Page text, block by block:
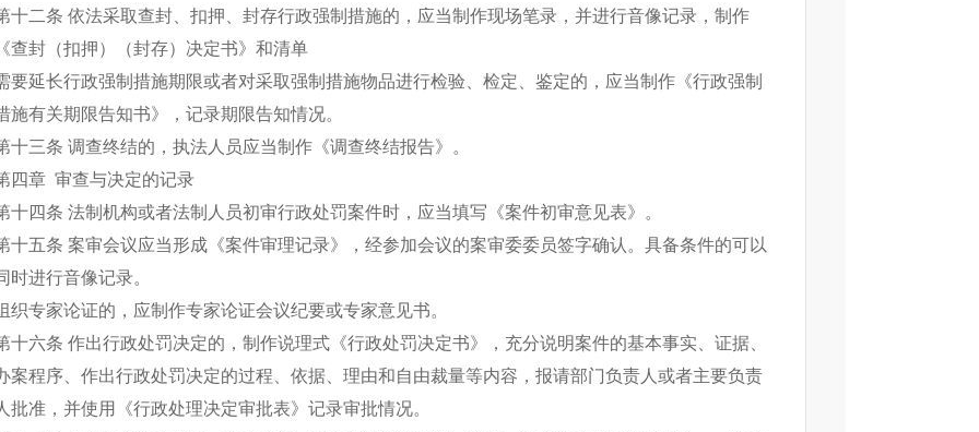
十二条 依法采取查封、扣押、封存行政强制措施的，应当制作现场笔录，并进行音像记录，制作
查封（扣押）（封存）决定书》和清单
要延长行政强制措施期限或者对采取强制措施物品进行检验、检定、鉴定的，应当制作《行政强制
施有关期限告知书》，记录期限告知情况。
十三条 调查终结的，执法人员应当制作《调查终结报告》。
四章 审查与决定的记录
十四条 法制机构或者法制人员初审行政处罚案件时，应当填写《案件初审意见表》。
十五条 案审会议应当形成《案件审理记录》，经参加会议的案审委委员签字确认。具备条件的可以
时进行音像记录。
织专家论证的，应制作专家论证会议纪要或专家意见书。
十六条 作出行政处罚决定的，制作说理式《行政处罚决定书》，充分说明案件的基本事实、证据、
案程序、作出行政处罚决定的过程、依据、理由和自由裁量等内容，报请部门负责人或者主要负责
批准，并使用《行政处理决定审批表》记录审批情况。